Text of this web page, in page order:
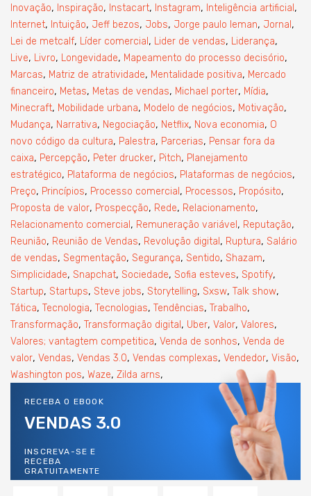
Inovação, Inspiração, Instacart, Instagram, Inteligência artificial ,
Internet, Intuição, Jeff bezos, Jobs, Jorge paulo leman, Jornal ,
Lei de metcalf, Líder comercial , Lider de vendas, Liderança,
Live, Livro, Longevidade, Mapeamento do processo decisório,
Marcas, Matriz de atratividade, Mentalidade positiva, Mercado
financeiro, Metas, Metas de vendas, Michael porter, Mídia,
Minecraft, Mobilidade urbana, Modelo de negócios, Motivação,
Mudança, Narrativa, Negociação, Netflix, Nova economia, O
novo código da cultura, Palestra, Parcerias, Pensar fora da
caixa, Percepção, Peter drucker, Pitch, Planejamento
estratégico, Plataforma de negócios, Plataformas de negócios,
Preço, Princípios, Processo comercial , Processos, Propósito,
Proposta de valor, Prospecção, Rede, Relacionamento,
Relacionamento comercial , Remuneração variável , Reputação,
Reunião, Reunião de Vendas, Revolução digital , Ruptura, Salário
de vendas, Segmentação, Segurança, Sentido, Shazam,
Simplicidade, Snapchat, Sociedade, Sofia esteves, Spotify,
Startup, Startups, Steve jobs, Storytelling, Sxsw, Talk show,
Tática, Tecnologia, Tecnologias, Tendências, Trabalho,
Transformação, Transformação digital , Uber, Valor, Valores,
Valores; vantagtem competitica, Venda de sonhos, Venda de
valor, Vendas, Vendas 3.0, Vendas complexas, Vendedor, Visão,
Washington pos, Waze, Zilda arns,
RECEBA O EBOOK
VENDAS 3.0
INSCREVA-SE E
RECEBA
GRATUITAMENTE